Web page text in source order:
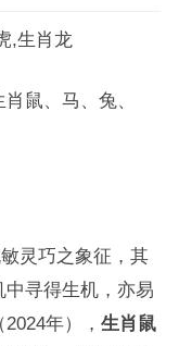
,生肖龙
鼠、马、兔、
灵巧之象征，其
寻得生机，亦易
年）， 生肖鼠